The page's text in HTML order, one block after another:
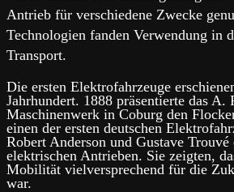
Antrieb für verschiedene Zwecke
Technologien fanden Verwendung in
Transport.
Die ersten Elektrofahrzeuge
Jahrhundert. 1888 präsentierte das A.
Maschinenwerk in Coburg den
einen der ersten deutschen
Robert Anderson und Gustave
elektrischen Antrieben. Sie zeigten,
Mobilität vielversprechend für die
war.